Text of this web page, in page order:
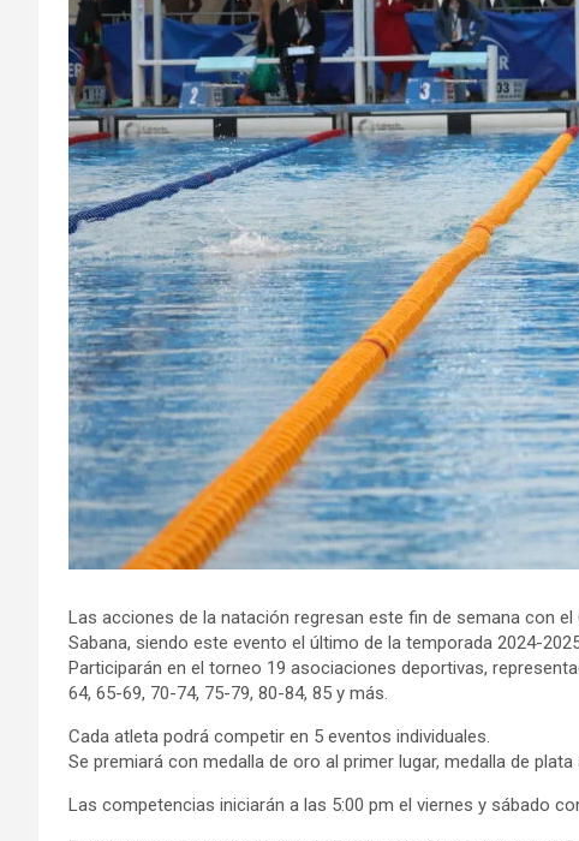
Las acciones de la natación regresan este fin de semana con
Sabana, siendo este evento el último de la temporada 2024-
Participarán en el torneo 19 asociaciones deportivas,
64, 65-69, 70-74, 75-79, 80-84, 85 y más.
Cada atleta podrá competir en 5 eventos individuales.
Se premiará con medalla de oro al primer lugar, medalla de
Las competencias iniciarán a las 5:00 pm el viernes y sábado